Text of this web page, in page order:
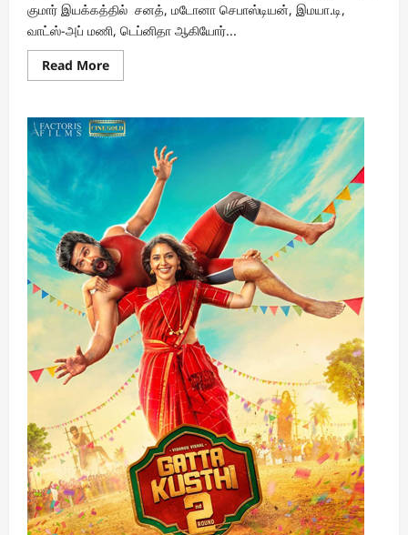
குமார் இயக்கத்தில் சனத், மடோனா செபாஸ்டியன், இமயா.டி,
வாட்ஸ்-அப் மணி, டெப்னிதா ஆகியோர்...
Read MoreRead
more
–
விமர்சனம்